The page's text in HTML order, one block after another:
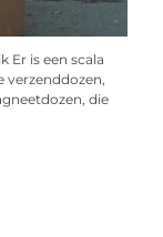
Er is een scala
die